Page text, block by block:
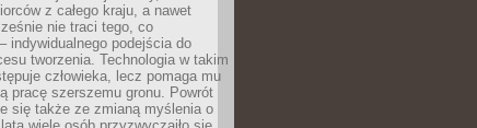
z całego kraju, a nawet
nie traci tego, co
indywidualnego podejścia do
tworzenia. Technologia w takim
człowieka, lecz pomaga mu
pracę szerszemu gronu. Powrót
się także ze zmianą myślenia o